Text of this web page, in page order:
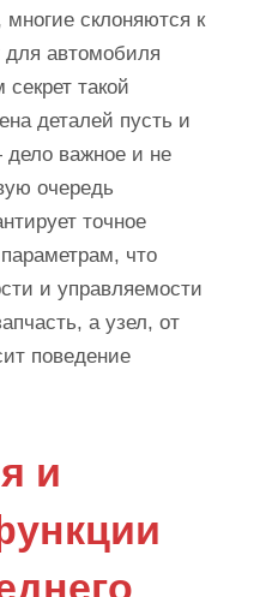
многие склоняются к
для автомобиля
такой
деталей пусть и
важное и не
очередь
точное
что
и управляемости
а узел, от
поведение
и